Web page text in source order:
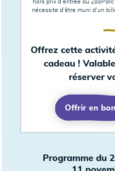
hors prix d'entrée au
nécessite d'être muni d'un
Offrez cette
cadeau !
réserver
Offrir en
Programme du